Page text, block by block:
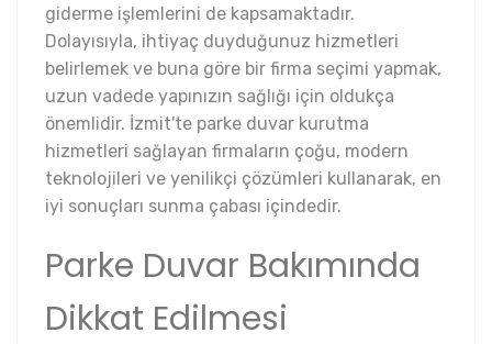
giderme işlemlerini de kapsamaktadır.
Dolayısıyla, ihtiyaç duyduğunuz hizmetleri
belirlemek ve buna göre bir firma seçimi yapmak,
uzun vadede yapınızın sağlığı için oldukça
önemlidir. İzmit'te parke duvar kurutma
hizmetleri sağlayan firmaların çoğu, modern
teknolojileri ve yenilikçi çözümleri kullanarak, en
iyi sonuçları sunma çabası içindedir.
Parke Duvar Bakımında
Dikkat Edilmesi